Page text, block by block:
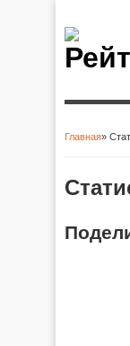
Главная»